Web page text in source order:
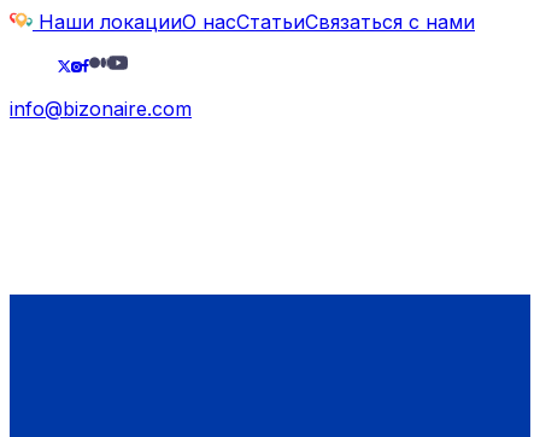
Наши локацииО насСтатьиСвязаться с нами
info@bizonaire.com